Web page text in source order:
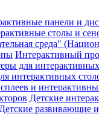
панели и
столы и
среда"
Интерактивный
для
интерактивных
и
Детские
Детские развивающие